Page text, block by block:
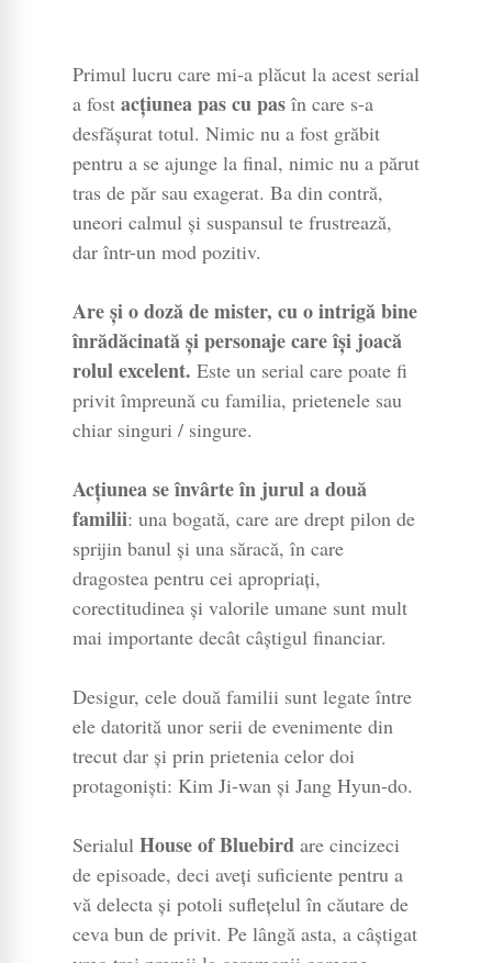
Primul lucru care mi-a plăcut la acest serial
a fost acțiunea pas cu pasîn care s-a
desfășurat totul. Nimic nu a fost grăbit
pentru a se ajunge la final, nimic nu a părut
tras de păr sau exagerat. Ba din contră,
uneori calmul și suspansul te frustrează,
dar într-un mod pozitiv.
Are și o doză de mister, cu o intrigă bine
înrădăcinată și personaje care își joacă
rolul excelent. Este un serial care poate fi
privit împreună cu familia, prietenele sau
chiar singuri / singure.
Acțiunea se învârte în jurul a două
familii: una bogată, care are drept pilon de
sprijin banul și una săracă, în care
dragostea pentru cei apropriați,
corectitudinea și valorile umane sunt mult
mai importante decât câștigul financiar.
Desigur, cele două familii sunt legate între
ele datorită unor serii de evenimente din
trecut dar și prin prietenia celor doi
protagoniști: Kim Ji-wan și Jang Hyun-do.
Serialul House of Bluebird are cincizeci
de episoade, deci aveți suficiente pentru a
vă delecta și potoli suflețelul în căutare de
ceva bun de privit. Pe lângă asta, a câștigat